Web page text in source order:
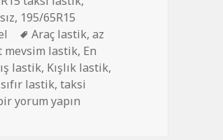
, 195/65R15
Etiketler
Araç lastik,az
mevsim lastik, En
lastik, Kışlık lastik,
sıfır lastik,taksi
65R15 İKİNCİ EL DİŞLİ ÇIKMA LASTİK
yorum yapın